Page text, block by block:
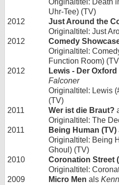
Originaltitel: Death
Uhr-Tee) (TV)
2012
Just Around the
Originaltitel: Just
2012
Comedy
Originaltitel:
Function Room)
2012
Lewis - Der
Falconer
Originaltitel: Lewis
(TV)
2011
Wer ist die Braut?
Originaltitel: The
2011
Being Human (TV)
Originaltitel: Being
Ghoul) (TV)
2010
Coronation Street
Originaltitel:
2009
Micro Men als